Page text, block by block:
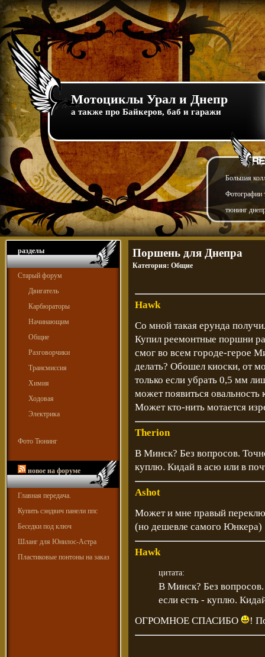
Мотоциклы Урал и Днепр
а также про Байкеров, баб и гаражи
Большая
Фотографии
тюнинг
разделы
Старый форум
Двигатель
Карбюраторы
Начинающим
Общие
Разговорчики
Трансмиссия
Химия
Ходовая
Электрика
Фото Тюнинг
новое на форуме
Главная передача.
Купить сэндвич панели ппс
Беседки под ключ
Шланг для Юнилос-Астра
Пластиковые понтоны на заказ
Поршень для Днепра
Категория: Общие
Hawk
Со мной такая ерунда
Купил реемонтные поршни
смог во всем городе-герое
делать? Обошел киоски, от
только если убрать 0,5 мм
может появиться овальность
Может кто-нить мотается
Therion
В Минск? Без вопросов.
куплю. Кидай в асю или в
Ashot
Может и мне правый
(но дешевле самого Юнкера)
Hawk
цитата:
В Минск? Без
если есть - куплю.
ОГРОМНОЕ СПАСИБО
!